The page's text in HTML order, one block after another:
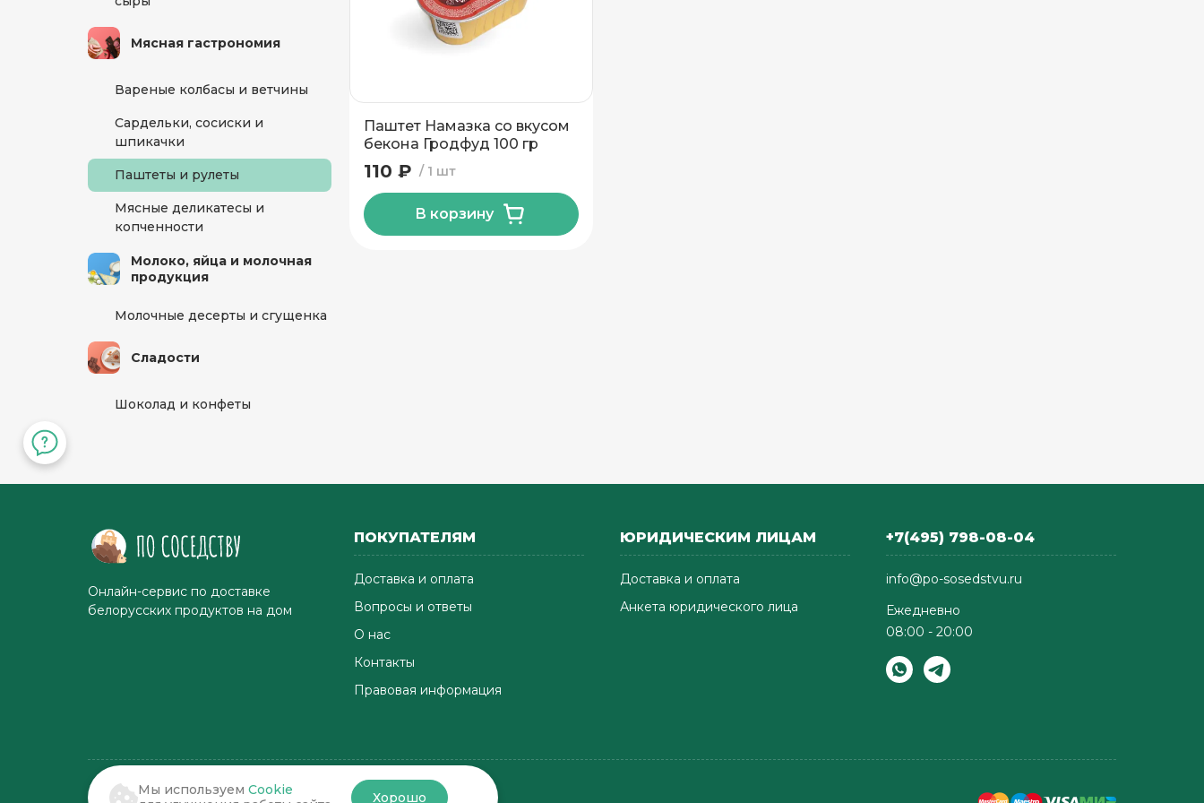
Мясная гастрономия
Вареные колбасы и ветчины
Сардельки, сосиски и
шпикачки
Паштеты и рулеты
Мясные деликатесы и
копченности
Молоко, яйца и молочная
продукция
Молочные десерты и сгущенка
Сладости
Шоколад и конфеты
Паштет Намазка со вкусом
бекона Гродфуд 100 гр
1 шт
110 ₽
В корзину
Онлайн-сервис по доставке
белорусских продуктов на дом
ПОКУПАТЕЛЯМ
Доставка и оплата
Вопросы и ответы
О нас
Контакты
Правовая информация
ЮРИДИЧЕСКИМ ЛИЦАМ
Доставка и оплата
Анкета юридического лица
+7(495) 798-08-04
info@po-sosedstvu.ru
Ежедневно
08:00 - 20:00
Мы используем Cookie
Хорошо
Доставка
Частный дом
Кв./Офис
Этаж
Есть лифт
Добавить новый адрес